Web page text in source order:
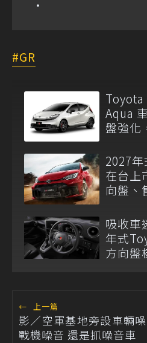
GR
Toyota
Aqua
盤強化
2027
在台
向盤、
吸收車
年式
方向盤
← 上一篇
影／空軍基地旁設車輛
戰機噪音 還是抓噪音車